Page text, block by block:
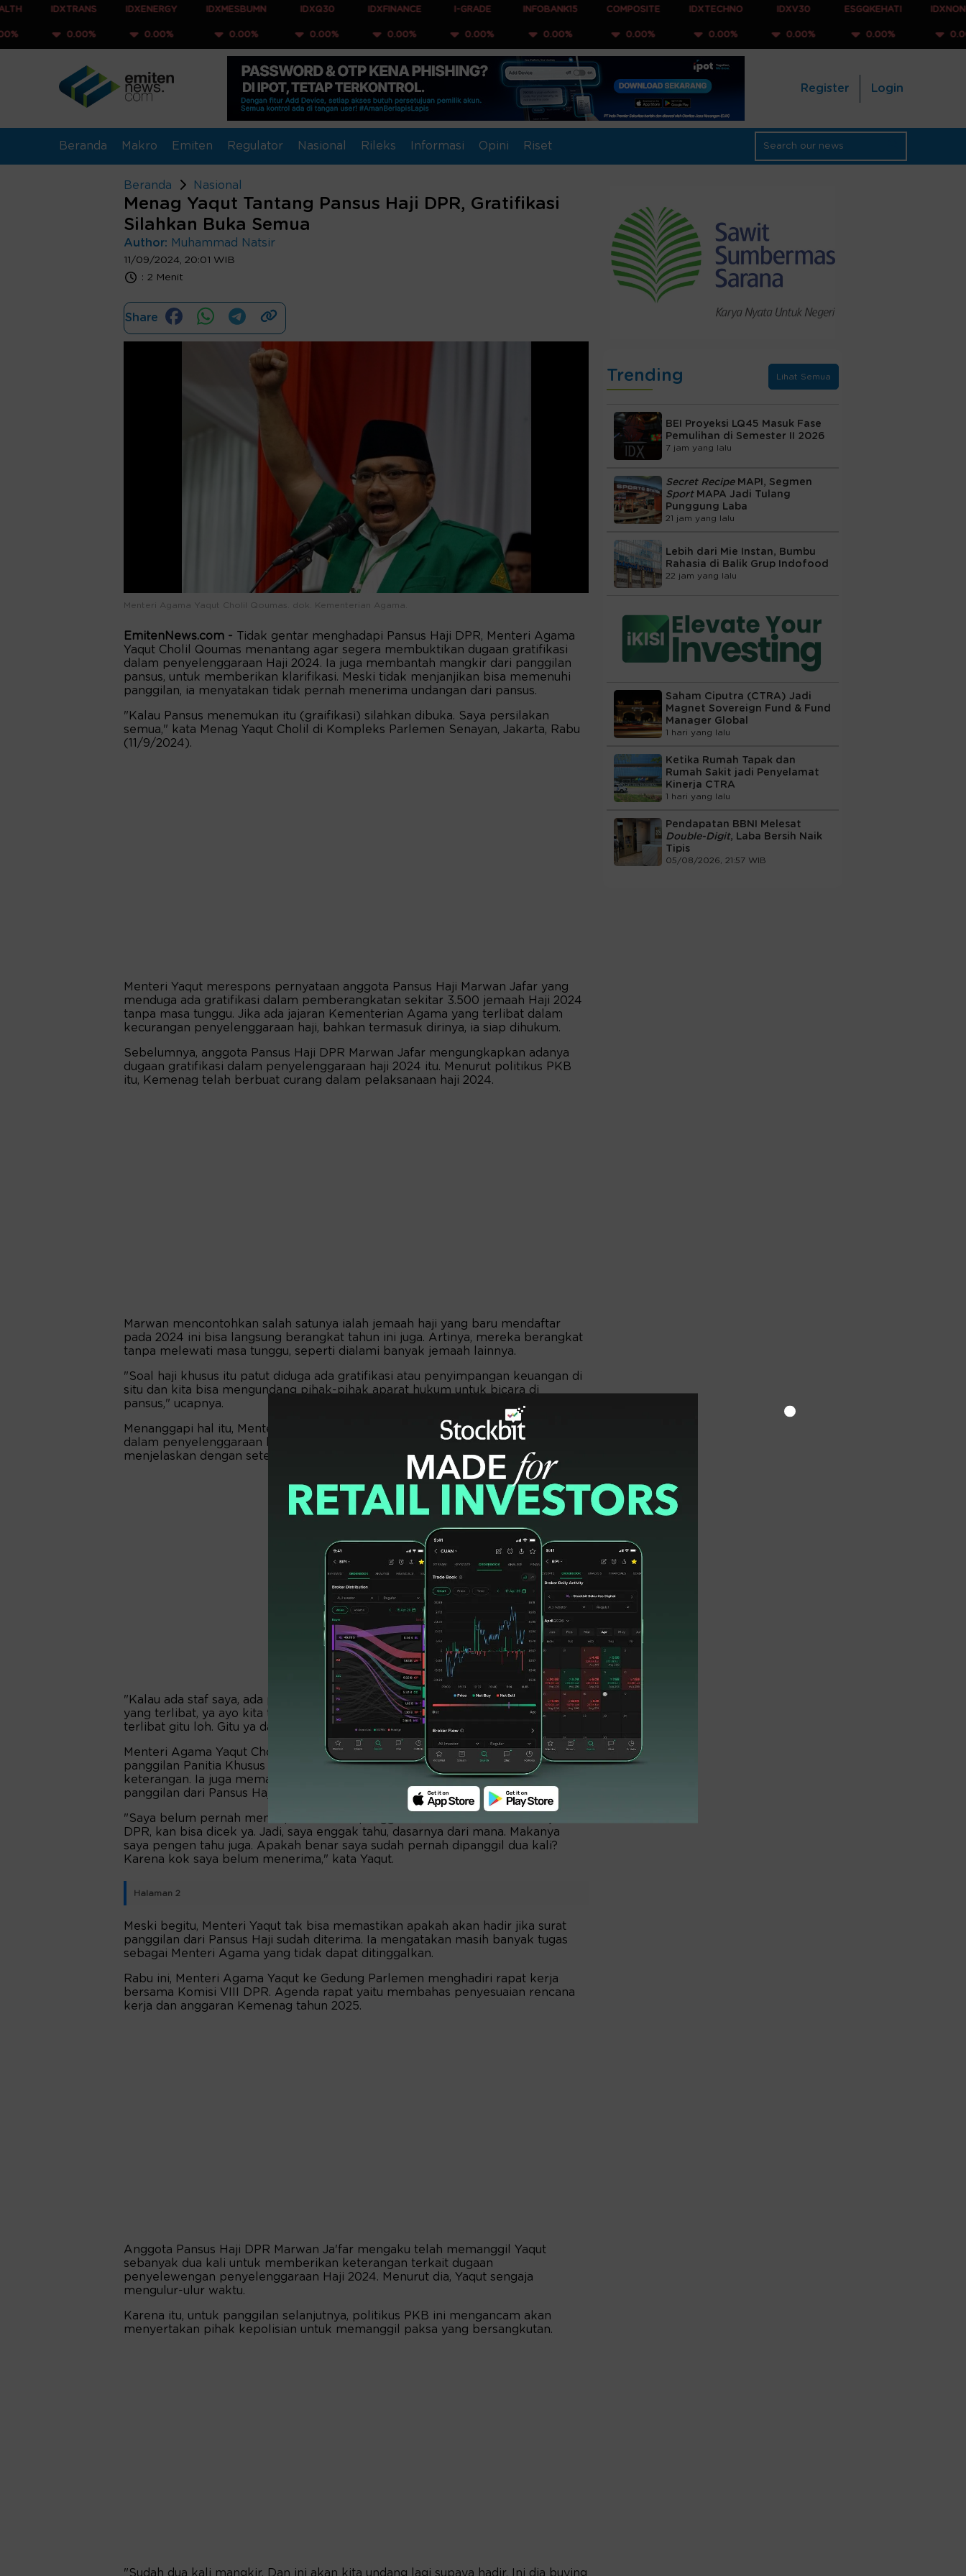
IDXTRANS
0.00%
IDXENERGY
0.00%
IDXMESBUMN IDXQ30
0.00%
IDXFINANCE
0.00%
I-GRADE
0.00%
INFOBANK15
0.00%
COMPOSITE
0.00%
IDXTECHNO
0.00%
IDXV30
0.00%
ESGQKEHATI
0.00%
IDXNONCYC
Register Login
Beranda Makro Emiten Regulator Nasional Rileks Informasi Opini Riset
Beranda Nasional
Menag Yaqut Tantang Pansus Haji DPR, Gratifikasi
Silahkan Buka Semua
Author: Muhammad Natsir
11/09/2024, 20:01 WIB
: 2 Menit
Share
Menteri Agama Yaqut Cholil Qoumas. dok. Kementerian Agama.
EmitenNews.com -
Tidak gentar menghadapi Pansus Haji DPR, Menteri Agama
Yaqut Cholil Qoumas menantang agar segera membuktikan dugaan gratifikasi
dalam penyelenggaraan Haji 2024. Ia juga membantah mangkir dari panggilan
pansus, untuk memberikan klarifikasi. Meski tidak menjanjikan bisa memenuhi
panggilan, ia menyatakan tidak pernah menerima undangan dari pansus.
"Kalau Pansus menemukan itu (graifikasi) silahkan dibuka. Saya persilakan
semua," kata Menag Yaqut Cholil di Kompleks Parlemen Senayan, Jakarta, Rabu
(11/9/2024).
Menteri Yaqut merespons pernyataan anggota Pansus Haji Marwan Jafar yang
menduga ada gratifikasi dalam pemberangkatan sekitar 3.500 jemaah Haji 2024
tanpa masa tunggu. Jika ada jajaran Kementerian Agama yang terlibat dalam
kecurangan penyelenggaraan haji, bahkan termasuk dirinya, ia siap dihukum.
Sebelumnya, anggota Pansus Haji DPR Marwan Jafar mengungkapkan adanya
dugaan gratifikasi dalam penyelenggaraan haji 2024 itu. Menurut politikus PKB
itu, Kemenag telah berbuat curang dalam pelaksanaan haji 2024.
Marwan mencontohkan salah satunya ialah jemaah haji yang baru mendaftar
pada 2024 ini bisa langsung berangkat tahun ini juga. Artinya, mereka berangkat
tanpa melewati masa tunggu, seperti dialami banyak jemaah lainnya.
"Soal haji khusus itu patut diduga ada gratifikasi atau penyimpangan keuangan di
situ dan kita bisa mengundang pihak-pihak aparat hukum untuk bicara di
pansus," ucapnya.
Menanggapi hal itu, Menteri Yaqut memastikan, Kemenag tak pernah main-main
dalam penyelenggaraan haji. Untuk itu, pemerintah dalam hal ini pun siap
menjelaskan dengan seterang-terangnya kepada publik.
"Kalau ada staf saya, ada perangkat ASN di tempat saya di Kementerian Agama
yang terlibat, ya ayo kita tindak bareng-bareng. Bahkan kalau menterinya
terlibat gitu loh. Gitu ya dalam fraud gitu ya," ucap dia.
Menteri Agama Yaqut Cholil Qoumas juga menolak disebut mangkir dari dua
panggilan Panitia Khusus (Pansus) Hak Angket Haji DPR untuk dimintai
keterangan. Ia juga memastikan, sejauh ini, tidak pernah menerima surat
panggilan dari Pansus Haji.
"Saya belum pernah mendapatkan surat panggilan itu. Bisa dicek di Kesekjenan
DPR, kan bisa dicek ya. Jadi, saya enggak tahu, dasarnya dari mana. Makanya
saya pengen tahu juga. Apakah benar saya sudah pernah dipanggil dua kali?
Karena kok saya belum menerima," kata Yaqut.
Halaman 2
Meski begitu, Menteri Yaqut tak bisa memastikan apakah akan hadir jika surat
panggilan dari Pansus Haji sudah diterima. Ia mengatakan masih banyak tugas
sebagai Menteri Agama yang tidak dapat ditinggalkan.
Rabu ini, Menteri Agama Yaqut ke Gedung Parlemen menghadiri rapat kerja
bersama Komisi VIII DPR. Agenda rapat yaitu membahas penyesuaian rencana
kerja dan anggaran Kemenag tahun 2025.
Anggota Pansus Haji DPR Marwan Ja'far mengaku telah memanggil Yaqut
sebanyak dua kali untuk memberikan keterangan terkait dugaan
penyelewengan penyelenggaraan Haji 2024. Menurut dia, Yaqut sengaja
mengulur-ulur waktu.
Karena itu, untuk panggilan selanjutnya, politikus PKB ini mengancam akan
menyertakan pihak kepolisian untuk memanggil paksa yang bersangkutan.
"Sudah dua kali mangkir. Dan ini akan kita undang lagi supaya hadir. Ini dia buying
Trending Lihat Semua
BEI Proyeksi LQ45 Masuk Fase
Pemulihan di Semester II 2026
7 jam yang lalu
Secret RecipeMAPI, Segmen
Sport MAPA Jadi Tulang
Punggung Laba
21 jam yang lalu
Lebih dari Mie Instan, Bumbu
Rahasia di Balik Grup Indofood
22 jam yang lalu
Saham Ciputra (CTRA) Jadi
Magnet Sovereign Fund & Fund
Manager Global
1 hari yang lalu
Ketika Rumah Tapak dan
Rumah Sakit jadi Penyelamat
Kinerja CTRA
1 hari yang lalu
Pendapatan BBNI Melesat
Double-Digit, Laba Bersih Naik
Tipis
05/08/2026, 21:57 WIB